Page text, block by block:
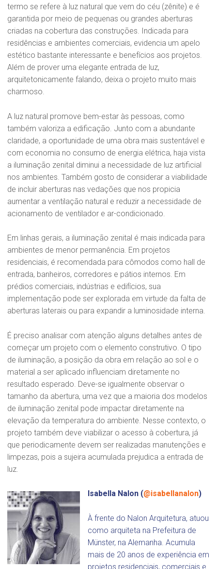
termo se refere à luz natural que vem do céu (zênite) e é
garantida por meio de pequenas ou grandes aberturas
criadas na cobertura das construções. Indicada para
residências e ambientes comerciais, evidencia um apelo
estético bastante interessante e benefícios aos projetos.
Além de prover uma elegante entrada de luz,
arquitetonicamente falando, deixa o projeto muito mais
charmoso.
A luz natural promove bem-estar às pessoas, como
também valoriza a edificação. Junto com a abundante
claridade, a oportunidade de uma obra mais sustentável e
com economia no consumo de energia elétrica, haja vista
a iluminação zenital diminui a necessidade de luz artificial
nos ambientes. Também gosto de considerar a viabilidade
de incluir aberturas nas vedações que nos propicia
aumentar a ventilação natural e reduzir a necessidade de
acionamento de ventilador e ar-condicionado.
Em linhas gerais, a iluminação zenital é mais indicada para
ambientes de menor permanência. Em projetos
residenciais, é recomendada para cômodos como hall de
entrada, banheiros, corredores e pátios internos. Em
prédios comerciais, indústrias e edifícios, sua
implementação pode ser explorada em virtude da falta de
aberturas laterais ou para expandir a luminosidade interna.
É preciso analisar com atenção alguns detalhes antes de
começar um projeto com o elemento construtivo. O tipo
de iluminação, a posição da obra em relação ao sol e o
material a ser aplicado influenciam diretamente no
resultado esperado. Deve-se igualmente observar o
tamanho da abertura, uma vez que a maioria dos modelos
de iluminação zenital pode impactar diretamente na
elevação da temperatura do ambiente. Nesse contexto, o
projeto também deve viabilizar o acesso à cobertura, já
que periodicamente devem ser realizadas manutenções e
limpezas, pois a sujeira acumulada prejudica a entrada de
luz.
Isabella Nalon (@isabellanalon)
À frente do Nalon Arquitetura, atuou
como arquiteta na Prefeitura de
Münster, na Alemanha. Acumula
mais de 20 anos de experiência em
projetos residenciais, comerciais e